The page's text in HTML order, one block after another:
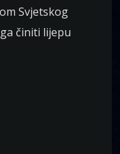
Svjetskog
činiti lijepu